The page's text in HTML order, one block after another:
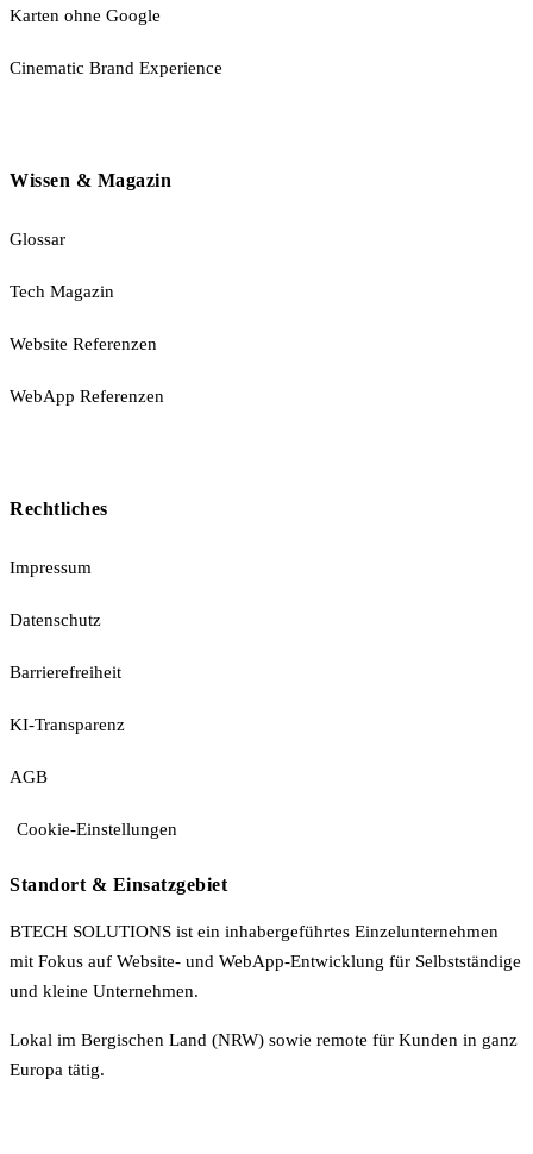
Karten ohne Google
Cinematic Brand Experience
Wissen & Magazin
Glossar
Tech Magazin
Website Referenzen
WebApp Referenzen
Rechtliches
Impressum
Datenschutz
Barrierefreiheit
KI-Transparenz
AGB
Cookie-Einstellungen
Standort & Einsatzgebiet
BTECH SOLUTIONS ist ein inhabergeführtes Einzelunternehmen
mit Fokus auf Website- und WebApp-Entwicklung für Selbstständige
und kleine Unternehmen.
Lokal im Bergischen Land (NRW) sowie remote für Kunden in ganz
Europa tätig.